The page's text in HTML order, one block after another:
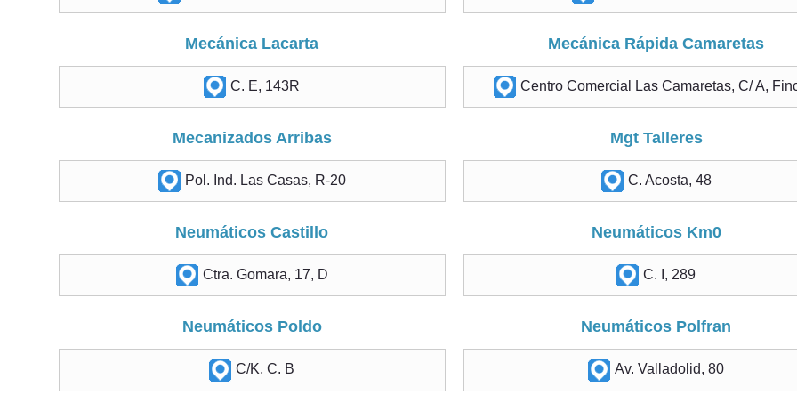
Mecánica Lacarta
C. E, 143R
Mecánica Rápida Camaretas
Centro Comercial Las Camaretas, C/ A,
Mecanizados Arribas
Pol. Ind. Las Casas, R-20
Mgt Talleres
C. Acosta, 48
Neumáticos Castillo
Ctra. Gomara, 17, D
Neumáticos Km0
C. I, 289
Neumáticos Poldo
C/K, C. B
Neumáticos Polfran
Av. Valladolid, 80